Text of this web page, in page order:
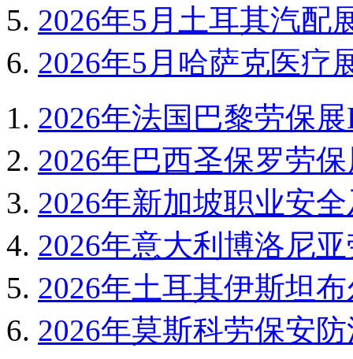
2026年5月土耳其汽配
2026年5月哈萨克医疗
2026年法国巴黎劳保
2026年巴西圣保罗劳保
2026年新加坡职业安
2026年意大利博洛尼
2026年土耳其伊斯坦
2026年莫斯科劳保安